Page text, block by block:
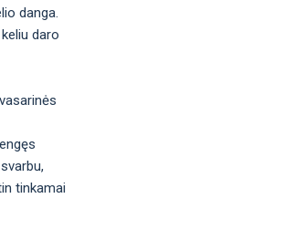
danga.
daro
tinkamai